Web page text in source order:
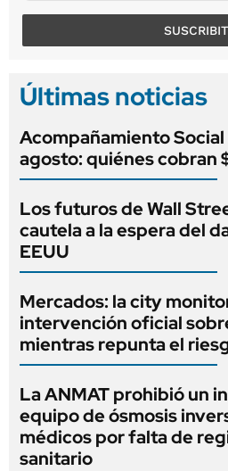
Últimas noticias
Acompañamiento Social
agosto: quiénes cobran
Los futuros de Wall
cautela a la espera del
EEUU
Mercados: la city
intervención oficial
mientras repunta el
La ANMAT prohibió un
equipo de ósmosis
médicos por falta de
sanitario